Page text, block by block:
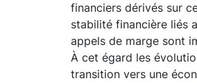
financiers dérivés sur
stabilité financière liés
appels de marge sont
À cet égard les
transition vers une